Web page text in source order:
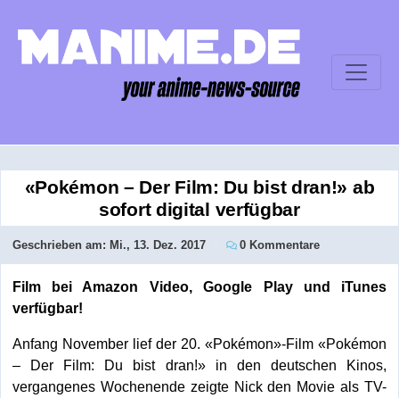
«Pokémon – Der Film: Du bist dran!» ab
sofort digital verfügbar
Geschrieben am: Mi., 13. Dez. 2017 0 Kommentare
Film bei Amazon Video, Google Play und iTunes
verfügbar!
Anfang November lief der 20. «Pokémon»-Film «Pokémon
– Der Film: Du bist dran!» in den deutschen Kinos,
vergangenes Wochenende zeigte Nick den Movie als TV-